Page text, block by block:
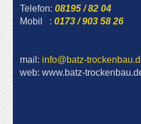
Telefon: 08195 / 82 04
Mobil : 0173 / 903 58 26
mail: info@batz-
web: www.batz-